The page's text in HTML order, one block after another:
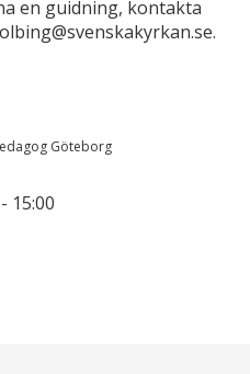
en guidning, kontakta
Göteborg
- 15:00